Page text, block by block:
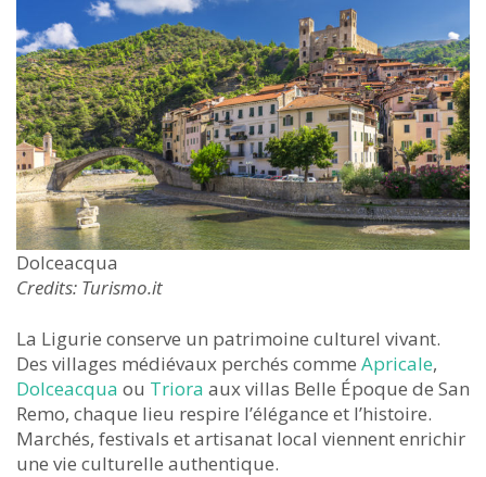
Dolceacqua
Credits: Turismo.it
La Ligurie conserve un patrimoine culturel vivant.
Des villages médiévaux perchés comme Apricale,
Dolceacqua ou Triora aux villas Belle Époque de San
Remo, chaque lieu respire l’élégance et l’histoire.
Marchés, festivals et artisanat local viennent enrichir
une vie culturelle authentique.